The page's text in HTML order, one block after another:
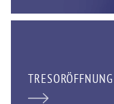
TRESORÖFFNUNG